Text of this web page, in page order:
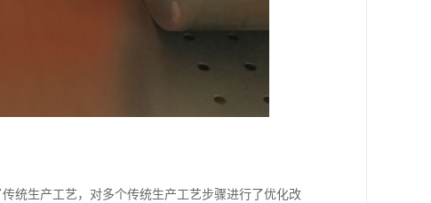
统生产工艺，对多个传统生产工艺步骤进行了优化改